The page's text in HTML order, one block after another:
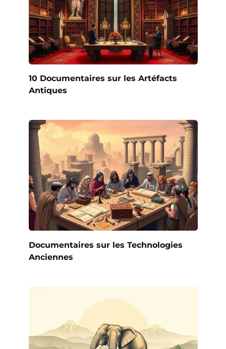
10 Documentaires sur les Artéfacts
Antiques
Documentaires sur les Technologies
Anciennes